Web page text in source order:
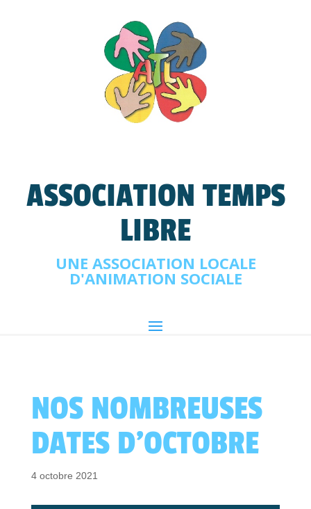
ASSOCIATION TEMPS
LIBRE
UNE ASSOCIATION LOCALE
D'ANIMATION SOCIALE
NOS NOMBREUSES
DATES D’OCTOBRE
4 octobre 2021